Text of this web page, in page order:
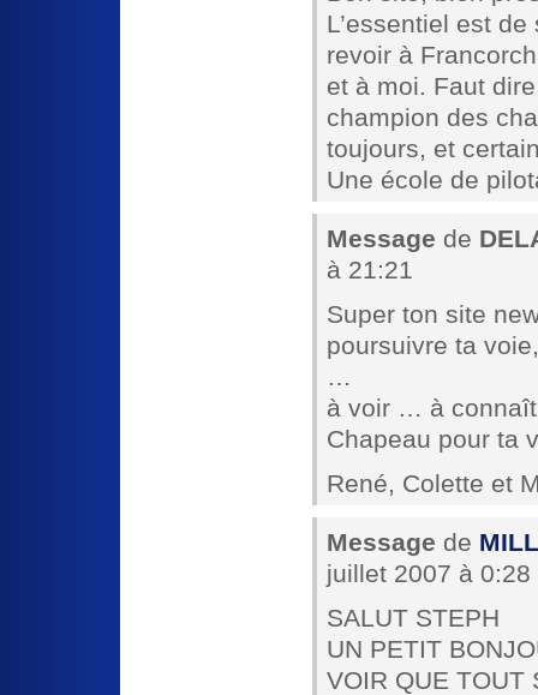
L’essentiel est
revoir à
et à moi. Faut
champion des
toujours, et
Une école de
Message de
à 21:21
Super ton site
poursuivre ta
…
à voir … à
Chapeau pour ta
René, Colette et
Message de
juillet 2007 à 0:28
SALUT STEPH
UN PETIT
VOIR QUE TOUT